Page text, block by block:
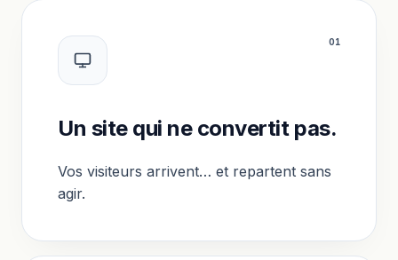
01
Un site qui ne convertit pas.
Vos visiteurs arrivent… et repartent sans
agir.